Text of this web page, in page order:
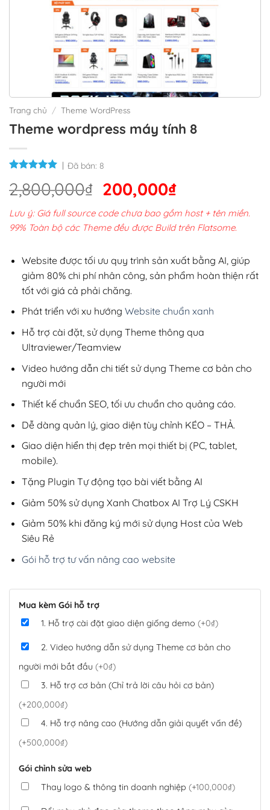
Trang chủ / Theme WordPress
Theme wordpress máy tính 8
Đã bán: 8
2,800,000₫ Giá
gốc
là:
2,800,000₫.
200,000₫Giá
hiện
tại
200,000₫.
Lưu ý: Giá full source code chưa bao gồm host + tên miền.
99% Toàn bộ các Theme đều được Build trên Flatsome.
Website được tối ưu quy trình sản xuất bằng AI, giúp
giảm 80% chi phí nhân công, sản phẩm hoàn thiện rất
tốt với giá cả phải chăng.
Phát triển với xu hướng Website chuẩn xanh
Hỗ trợ cài đặt, sử dụng Theme thông qua
Ultraviewer/Teamview
Video hướng dẫn chi tiết sử dụng Theme cơ bản cho
người mới
Thiết kế chuẩn SEO, tối ưu chuẩn cho quảng cáo.
Dễ dàng quản lý, giao diện tùy chỉnh KÉO – THẢ.
Giao diện hiển thị đẹp trên mọi thiết bị (PC, tablet,
mobile).
Tặng Plugin Tự động tạo bài viết bằng AI
Giảm 50% sử dụng Xanh Chatbox AI Trợ Lý CSKH
Giảm 50% khi đăng ký mới sử dụng Host của Web
Siêu Rẻ
Gói hỗ trợ tư vấn nâng cao website
Mua kèm Gói hỗ trợ
1. Hỗ trợ cài đặt giao diện giống demo (+0₫)
2. Video hướng dẫn sử dụng Theme cơ bản cho
người mới bắt đầu (+0₫)
3. Hỗ trợ cơ bản (Chỉ trả lời câu hỏi cơ bản)
(+200,000₫)
4. Hỗ trợ nâng cao (Hướng dẫn giải quyết vấn đề)
(+500,000₫)
Gói chỉnh sửa web
Thay logo & thông tin doanh nghiệp (+100,000₫)